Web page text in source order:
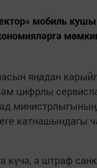
мобиль
яңадан
цифрлы
министрлыгының
катнашындагы
күчә, ә штраф